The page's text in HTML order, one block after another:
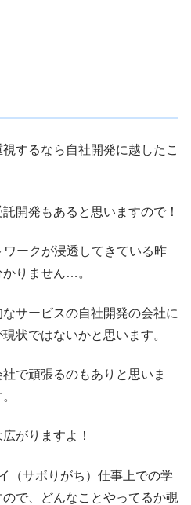
するなら自社開発に越したこ
開発もあると思いますので！
ークが浸透してきている昨
りません…。
サービスの自社開発の会社に
状ではないかと思います。
で頑張るのもありと思いま
がりますよ！
（サボりがち）仕事上での学
で、どんなことやってるか覗